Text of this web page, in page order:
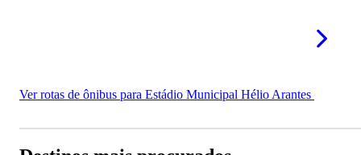
Ver rotas de ônibus para Estádio Municipal Hélio Arantes